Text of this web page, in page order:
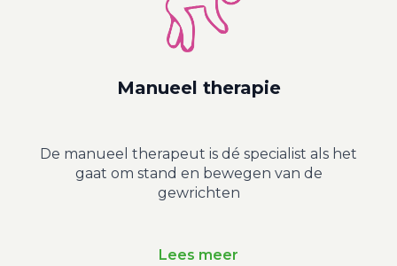
Manueel therapie
De manueel therapeut is dé specialist als het
gaat om stand en bewegen van de
gewrichten
Lees meer